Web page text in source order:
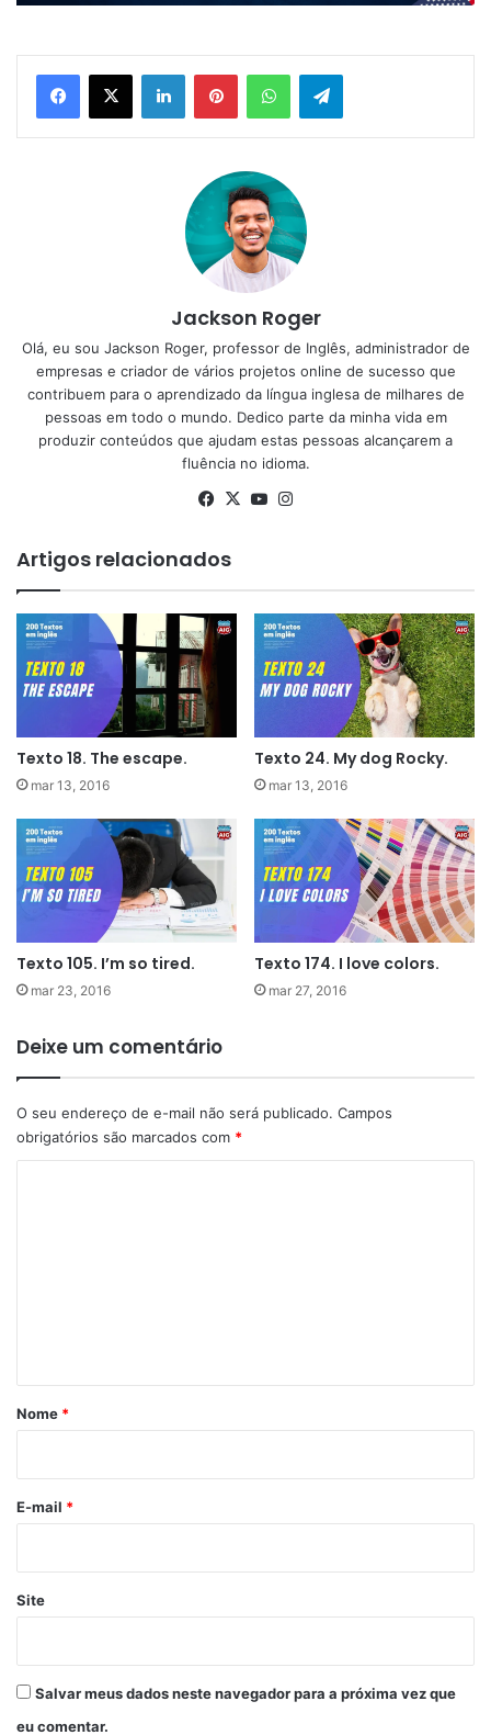
LinkedinPinterestWhatsAppTelegram
Jackson Roger
Olá, eu sou Jackson Roger, professor de Inglês, administrador de
empresas e criador de vários projetos online de sucesso que
contribuem para o aprendizado da língua inglesa de milhares de
pessoas em todo o mundo. Dedico parte da minha vida em
produzir conteúdos que ajudam estas pessoas alcançarem a
fluência no idioma.
Facebook
X YouTube
Artigos relacionados
Texto 18. The escape.
mar 13, 2016
Texto 24. My dog Rocky.
mar 13, 2016
Texto 105. I’m so tired.
mar 23, 2016
Texto 174. I love colors.
mar 27, 2016
Deixe um comentário
O seu endereço de e-mail não será publicado. Campos
obrigatórios são marcados com *
r
*
Nome *
E-mail *
Site
Salvar meus dados neste navegador para a próxima vez que
eu comentar.